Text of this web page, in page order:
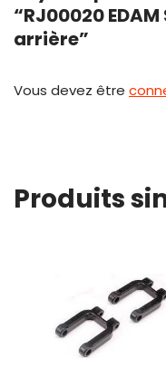
“RJ00020
arrière”
Vous devez être
Produits